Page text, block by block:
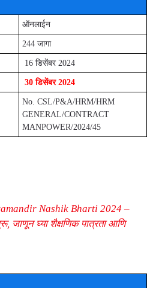
ऑनलाईन
244 जागा
16 डिसेंबर 2024
30 डिसेंबर 2024
No. CSL/P&A/HRM/HRM
GENERAL/CONTRACT
MANPOWER/2024/45
Nashik Bharti 2024 –
जाणून घ्या शैक्षणिक पात्रता आणि